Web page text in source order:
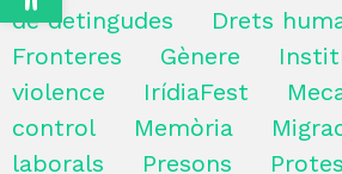
de detingudes
Drets
Fronteres
Gènere
violence
IrídiaFest
control
Memòria
laborals
Presons